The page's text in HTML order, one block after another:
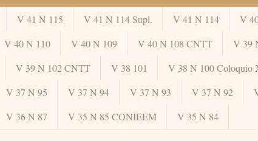
V 41 N 115 V 41 N 114 Supl. V 41 N 114 V
V 40 N 110 V 40 N 109 V 40 N 108 CNTT V 39
V 39 N 102 CNTT V 38 101 V 38 N 100 Coloquio
V 37 N 95 V 37 N 94 V 37 N 93 V 37 N 92
V 36 N 87 V 35 N 85 CONIEEM V 35 N 84